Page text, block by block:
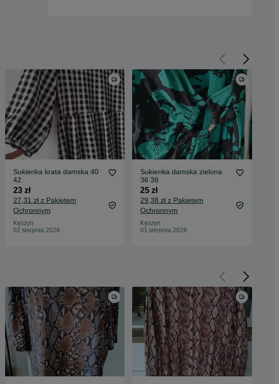
Sukienka krata damska 40
42
23 zł
27,31 zł z Pakietem
Ochronnym
Kęszyn
02 sierpnia 2026
Sukienka damska zielona
36 38
25 zł
29,38 zł z Pakietem
Ochronnym
Kęszyn
01 sierpnia 2026